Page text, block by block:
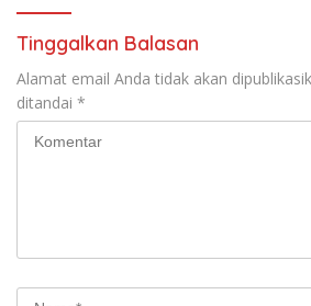
Tinggalkan Balasan
Alamat email Anda tidak akan
ditandai *